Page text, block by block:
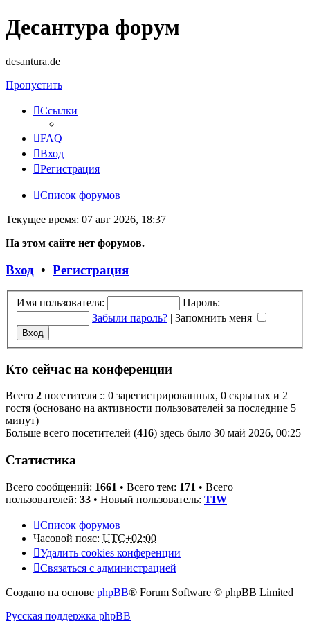
Десантура форум
desantura.de
Пропустить
Ссылки
FAQ
Вход
Регистрация
Список форумов
Текущее время: 07 авг 2026, 18:37
На этом сайте нет форумов.
Вход • Регистрация
Имя пользователя:
Пароль:
Забыли пароль? | Запомнить меня
Кто сейчас на конференции
Всего 2 посетителя :: 0 зарегистрированных, 0 скрытых и 2
гостя (основано на активности пользователей за последние 5
минут)
Больше всего посетителей (416) здесь было 30 май 2026, 00:25
Статистика
Всего сообщений: 1661 • Всего тем: 171 • Всего
пользователей: 33 • Новый пользователь: TIW
Список форумов
Часовой пояс: UTC+02:00
Удалить cookies конференции
Связаться с администрацией
Создано на основе phpBB® Forum Software © phpBB Limited
Русская поддержка phpBB